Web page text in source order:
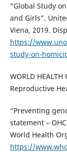
“Global Study
and Girls”.
Viena, 2019.
https://
study-on-
WORLD
Reproductive
“Preventing
statement –
World Health
https://